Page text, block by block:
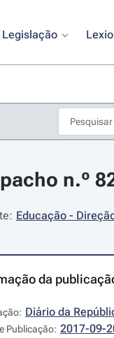
Legislação
n.º
Educação -
da
Diário da
Publicação: 2017-09-